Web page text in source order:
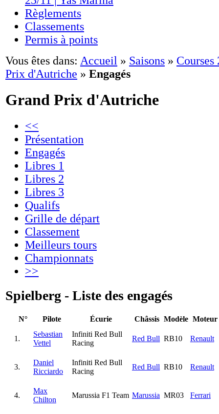
Règlements
Classements
Permis à points
Vous êtes dans: Accueil » Saisons » Courses
Prix d'Autriche » Engagés
Grand Prix d'Autriche
<<
Présentation
Engagés
Libres 1
Libres 2
Libres 3
Qualifs
Grille de départ
Classement
Meilleurs tours
Championnats
>>
Spielberg - Liste des engagés
N° Pilote Écurie Châssis Modèle Moteur
1.
Sebastian
Vettel
Infiniti Red Bull
Racing
Red Bull RB10 Renault
3.
Daniel
Ricciardo
Infiniti Red Bull
Racing
Red Bull RB10 Renault
4.
Max
Chilton
Marussia F1 Team Marussia MR03 Ferrari